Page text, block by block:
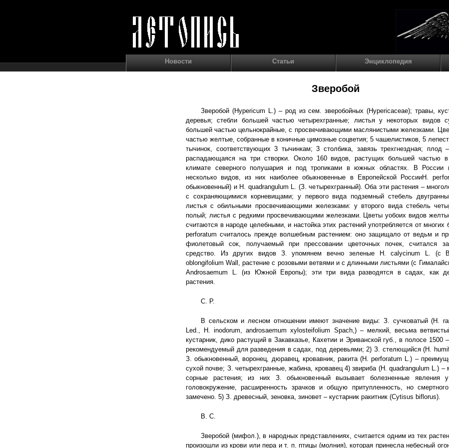
Новости Статьи Энциклопедия
Зверобой
Зверобой (Hypericum L.) – род из сем. зверобойных (Hypericaceae); травы,
деревья; стебли большей частью четырехгранные; листья у некоторых видов
большей частью цельнокрайные, с просвечивающими маслянистыми железками.
частью желтые, собранные в коничные цимозные соцветия; 5 чашелистиков, 5
тычинок, соответствующих 3 тычинкам; 3 столбика, завязь трехгнездная; плод
распадающаяся на три створки. Около 160 видов, растущих большей частью
климате северного полушария и под тропиками в южных областях. В России
несколько видов, из них наиболее обыкновенные в Европейской РоссииН.
обыкновенный) и Н. quadrangulum L. (З. четырехгранный). Оба эти растения –
с сохраняющимися корневищами; у первого вида подземный стебель
листья с обильными просвечивающими железками: у второго вида стебель
полый; листья с редкими просвечивающими железками. Цветы уобоих видов
считаются в народе целебными, и настойка этих растений употребляется от многих
perforatum считалось прежде волшебным растением: оно защищало от ведьм и
фиолетовый сок, получаемый при прессовании цветочных почек, считался
средство. Из других видов З. упомянем вечно зеленые Н. calycinum L. (с
oblongifolium Wall, растение с розовыми ветвями и с длинными листьями (с
Androsaemum L. (из Южной Европы); эти три вида разводятся в садах, как
растения.
С. Р.
В сельском и лесном отношении имеют значение виды: З. сучковатый (Н.
Led., Н. inodorum, androsaemum xylosteifolium Spach,) – мелкий, весьма
кустарник, дико растущий в Закавказье, Кахетии и Эриванской губ., в полосе 1500
рекомендуемый для разведения в садах, под деревьями; 2) З. стелющийся (Н.
З. обыкновенный, воронец, дюравец, кровавник, ракита (Н. perforatum L.) –
сухой почве; З. четырехгранные, жабина, кровавец 4) звириба (Н. quadrangulum L.) –
сорные растения; из них З. обыкновенный вызывает болезненные явления
головокружение, расширенность зрачков и общую притупленность, но
замечено. 5) З. древесный, зеновка, зиновет – кустарник ракитник (Cytisus biflorus).
В. С.
Зверобой (мифол.), в народных представлениях, считается одним из тех
произошли из крови или пера и т. п. птицы (молния), которая принесла небесный